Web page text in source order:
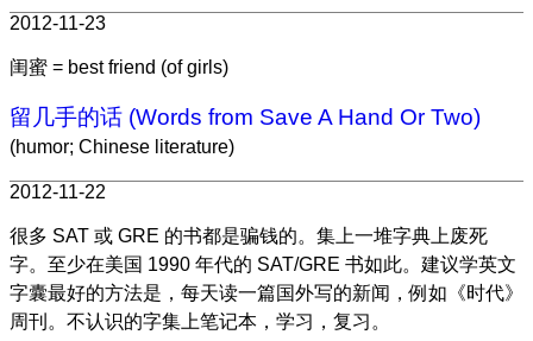
2012-11-23
闺蜜 = best friend (of girls)
留几手的话 (Words from Save A Hand Or Two)
(humor; Chinese literature)
2012-11-22
很多 SAT 或 GRE 的书都是骗钱的。集上一堆字典上废死
字。至少在美国 1990 年代的 SAT/GRE 书如此。建议学英文
字囊最好的方法是，每天读一篇国外写的新闻，例如《时代》
周刊。不认识的字集上笔记本，学习，复习。